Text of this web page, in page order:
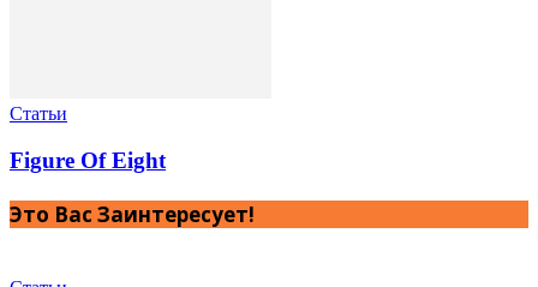
Статьи
Figure Of Eight
Это Вас Заинтересует!